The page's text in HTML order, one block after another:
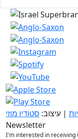
| עיצוב: סטודיו מוזי
Newsletter
I'm interested in